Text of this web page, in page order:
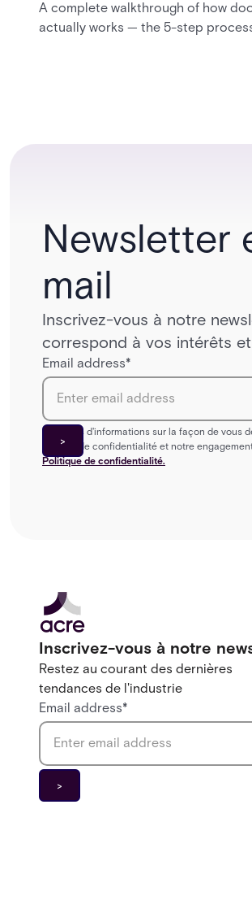
A complete walkthrough of how
actually works — the 5-step
Newsletter
mail
Inscrivez-vous à notre
correspond à vos intérêts
Email address*
Pour plus d'informations sur la façon de vous
matière de confidentialité et notre
Politique de confidentialité.
Inscrivez-vous à notre
Restez au courant des dernières
tendances de l'industrie
Email address*